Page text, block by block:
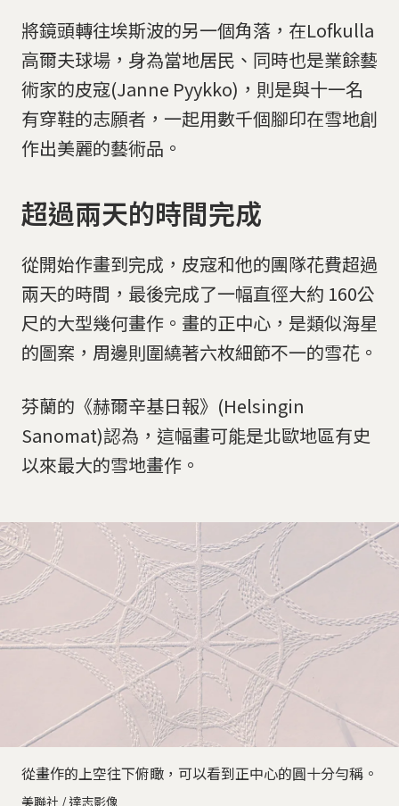
將鏡頭轉往埃斯波的另一個角落，在Lofkulla
高爾夫球場，身為當地居民、同時也是業餘藝
術家的皮寇(Janne Pyykko)，則是與十一名
有穿鞋的志願者，一起用數千個腳印在雪地創
作出美麗的藝術品。
超過兩天的時間完成
從開始作畫到完成，皮寇和他的團隊花費超過
兩天的時間，最後完成了一幅直徑大約 160公
尺的大型幾何畫作。畫的正中心，是類似海星
的圖案，周邊則圍繞著六枚細節不一的雪花。
芬蘭的《赫爾辛基日報》(Helsingin
Sanomat)認為，這幅畫可能是北歐地區有史
以來最大的雪地畫作。
從畫作的上空往下俯瞰，可以看到正中心的圓十分勻稱。
美聯社 / 達志影像